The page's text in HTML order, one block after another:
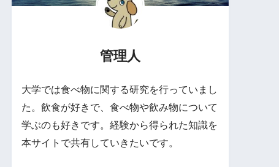
管理人
大学では食べ物に関する研究を行っていまし
た。飲食が好きで、食べ物や飲み物について
学ぶのも好きです。経験から得られた知識を
本サイトで共有していきたいです。